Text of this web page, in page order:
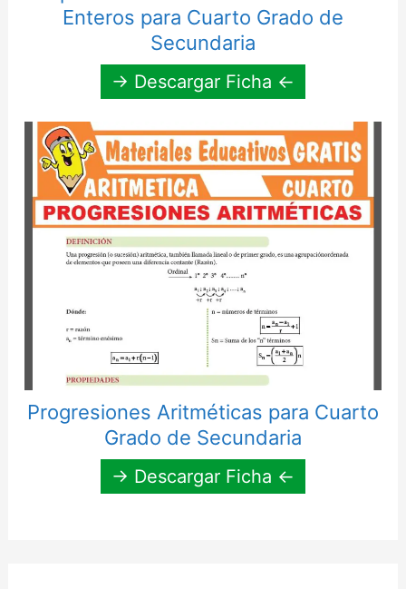
Enteros para Cuarto Grado de
Secundaria
→ Descargar Ficha ←
Progresiones Aritméticas para Cuarto
Grado de Secundaria
→ Descargar Ficha ←